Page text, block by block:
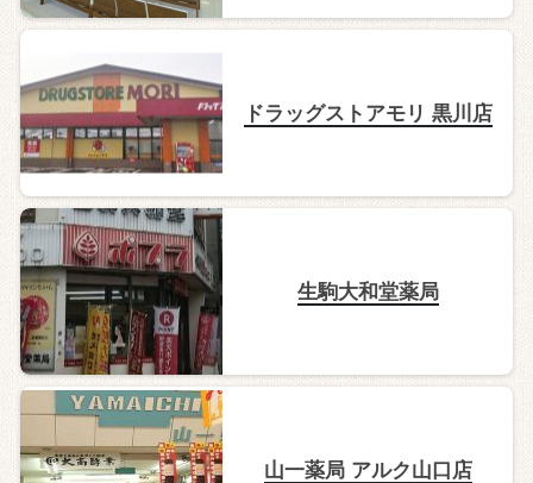
ドラッグストアモリ 黒川店
生駒大和堂薬局
山一薬局 アルク山口店